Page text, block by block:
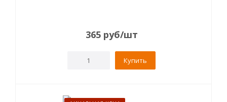
365 руб/шт
Купить